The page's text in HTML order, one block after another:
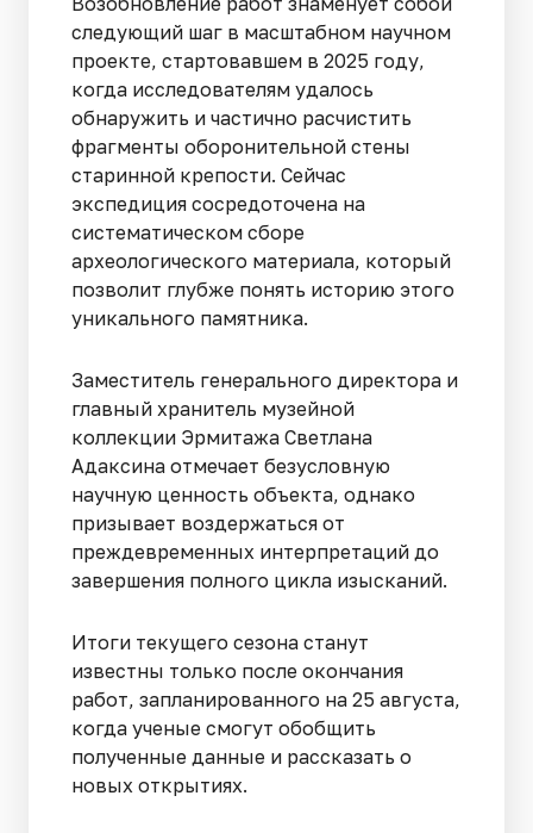
следующий шаг в масштабном научном
проекте, стартовавшем в 2025 году,
когда исследователям удалось
обнаружить и частично расчистить
фрагменты оборонительной стены
старинной крепости. Сейчас
экспедиция сосредоточена на
систематическом сборе
археологического материала, который
позволит глубже понять историю этого
уникального памятника.
Заместитель генерального директора и
главный хранитель музейной
коллекции Эрмитажа Светлана
Адаксина отмечает безусловную
научную ценность объекта, однако
призывает воздержаться от
преждевременных интерпретаций до
завершения полного цикла изысканий.
Итоги текущего сезона станут
известны только после окончания
работ, запланированного на 25 августа,
когда ученые смогут обобщить
полученные данные и рассказать о
новых открытиях.